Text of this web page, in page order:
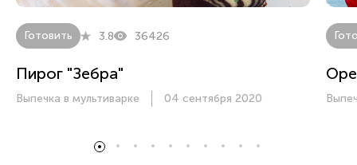
Готовить 3.8 36426
Пирог "Зебра"
Выпечка в мультиварке 04 сентября 2020